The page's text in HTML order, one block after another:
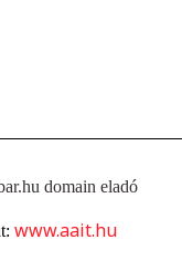
domain eladó
www.aait.hu